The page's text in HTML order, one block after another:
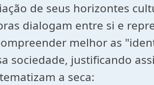
de seus horizontes
dialogam entre si e
melhor as
sociedade, justificando
a seca: